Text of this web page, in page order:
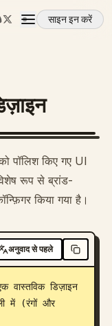
साइन इन करें
पॉलिश किए गए UI
रूप से ब्रांड-
किया गया है।
अनुवाद से पहले
डिज़ाइन
में (रंगों और